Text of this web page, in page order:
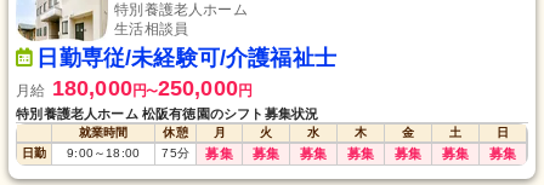
特別養護老人ホーム
生活相談員
日勤専従/未経験可/介護福祉士
月給 180,000円〜250,000円
特別養護老人ホーム 松阪有徳園のシフト募集状況
就業時間 休憩 月 火 水 木 金 土
日
日勤
9:00～18:00 75分 募集 募集 募集 募集 募集 募集 募集